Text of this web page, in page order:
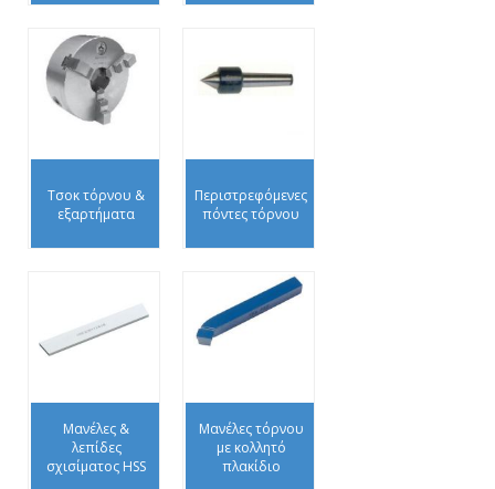
Τσοκ τόρνου &
εξαρτήματα
Περιστρεφόμενες
πόντες τόρνου
Μανέλες &
λεπίδες
σχισίματος HSS
Μανέλες τόρνου
με κολλητό
πλακίδιο